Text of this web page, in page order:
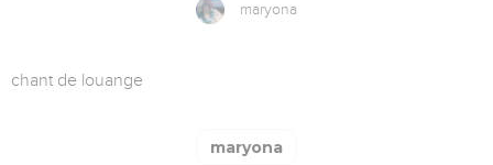
maryona
chant de louange
maryona